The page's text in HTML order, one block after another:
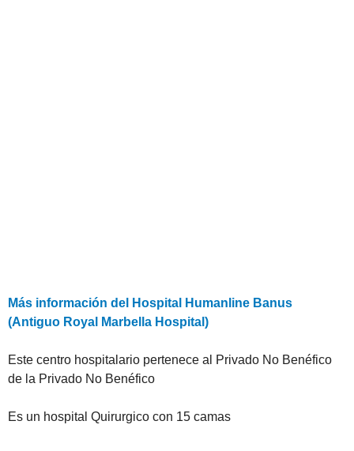
Más información del Hospital Humanline Banus
(Antiguo Royal Marbella Hospital)
Este centro hospitalario pertenece al Privado No Benéfico
de la Privado No Benéfico
Es un hospital Quirurgico con 15 camas